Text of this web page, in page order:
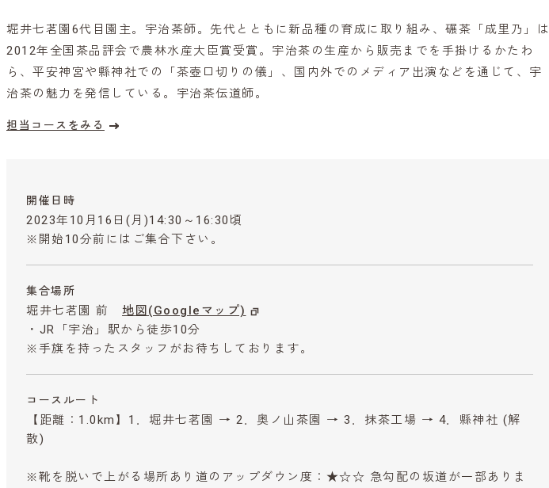
堀井七茗園6代目園主。宇治茶師。先代とともに新品種の育成に取り組み、碾茶「成里乃」は
2012年全国茶品評会で農林水産大臣賞受賞。宇治茶の生産から販売までを手掛けるかたわ
ら、平安神宮や縣神社での「茶壺口切りの儀」、国内外でのメディア出演などを通じて、宇
治茶の魅力を発信している。宇治茶伝道師。
担当コースをみる
開催日時
2023年10月16日(月)14:30～16:30頃
※開始10分前にはご集合下さい。
集合場所
堀井七茗園 前 地図(Googleマップ)
・JR「宇治」駅から徒歩10分
※手旗を持ったスタッフがお待ちしております。
コースルート
【距離：1.0km】1．堀井七茗園 → 2．奥ノ山茶園 → 3．抹茶工場 → 4．縣神社 (解
散)
※靴を脱いで上がる場所あり道のアップダウン度：★☆☆ 急勾配の坂道が一部ありま